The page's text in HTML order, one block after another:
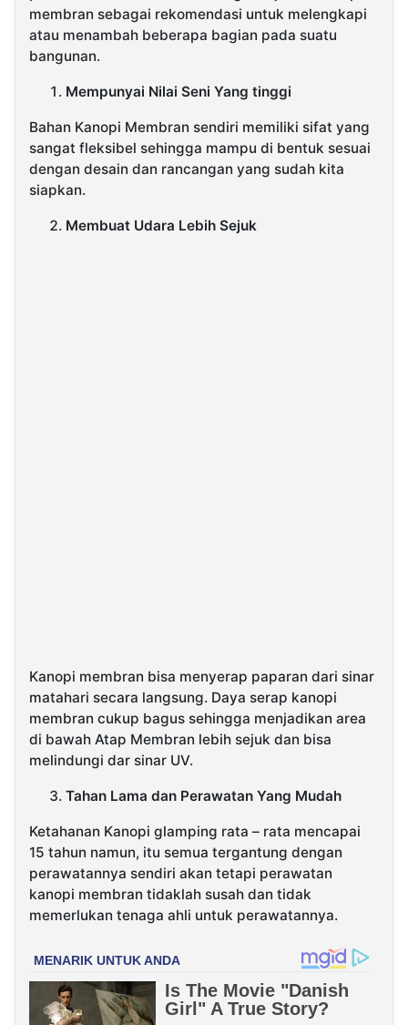
membran sebagai rekomendasi untuk melengkapi
atau menambah beberapa bagian pada suatu
bangunan.
Mempunyai Nilai Seni Yang tinggi
Bahan Kanopi Membran sendiri memiliki sifat yang
sangat fleksibel sehingga mampu di bentuk sesuai
dengan desain dan rancangan yang sudah kita
siapkan.
Membuat Udara Lebih Sejuk
Kanopi membran bisa menyerap paparan dari sinar
matahari secara langsung. Daya serap kanopi
membran cukup bagus sehingga menjadikan area
di bawah Atap Membran lebih sejuk dan bisa
melindungi dar sinar UV.
Tahan Lama dan Perawatan Yang Mudah
Ketahanan Kanopi glamping rata – rata mencapai
15 tahun namun, itu semua tergantung dengan
perawatannya sendiri akan tetapi perawatan
kanopi membran tidaklah susah dan tidak
memerlukan tenaga ahli untuk perawatannya.